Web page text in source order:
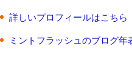
詳しいプロフィールはこちら
ミントフラッシュのブログ年